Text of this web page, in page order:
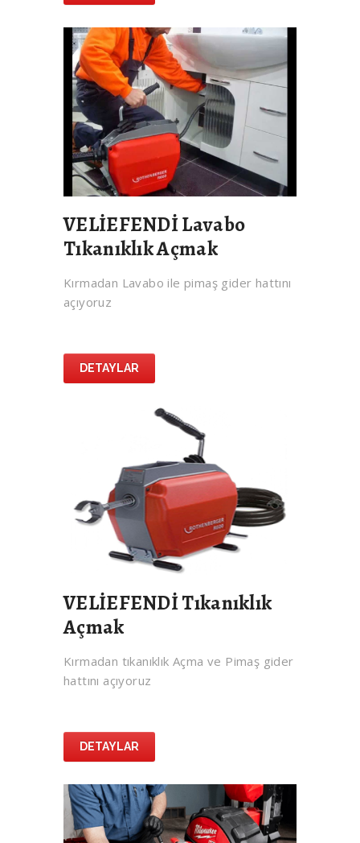
VELİEFENDİ Lavabo
Tıkanıklık Açmak
Kırmadan Lavabo ile pimaş gider hattını
açıyoruz
DETAYLAR
VELİEFENDİ Tıkanıklık
Açmak
Kırmadan tıkanıklık Açma ve Pimaş gider
hattını açıyoruz
DETAYLAR